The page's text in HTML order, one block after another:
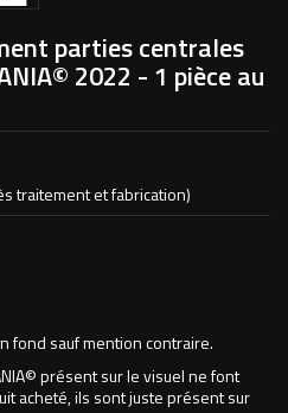
parties centrales
2022 - 1 pièce au
traitement et fabrication)
fond sauf mention contraire.
présent sur le visuel ne font
acheté, ils sont juste présent sur